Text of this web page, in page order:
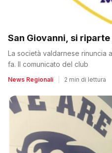
San Giovanni, si riparte
La società valdarnese rinuncia
fa. Il comunicato del club
News Regionali 2 min di lettura